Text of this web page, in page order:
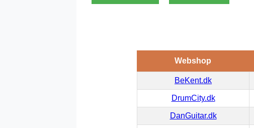
Webshop
BeKent.dk
DrumCity.dk
DanGuitar.dk